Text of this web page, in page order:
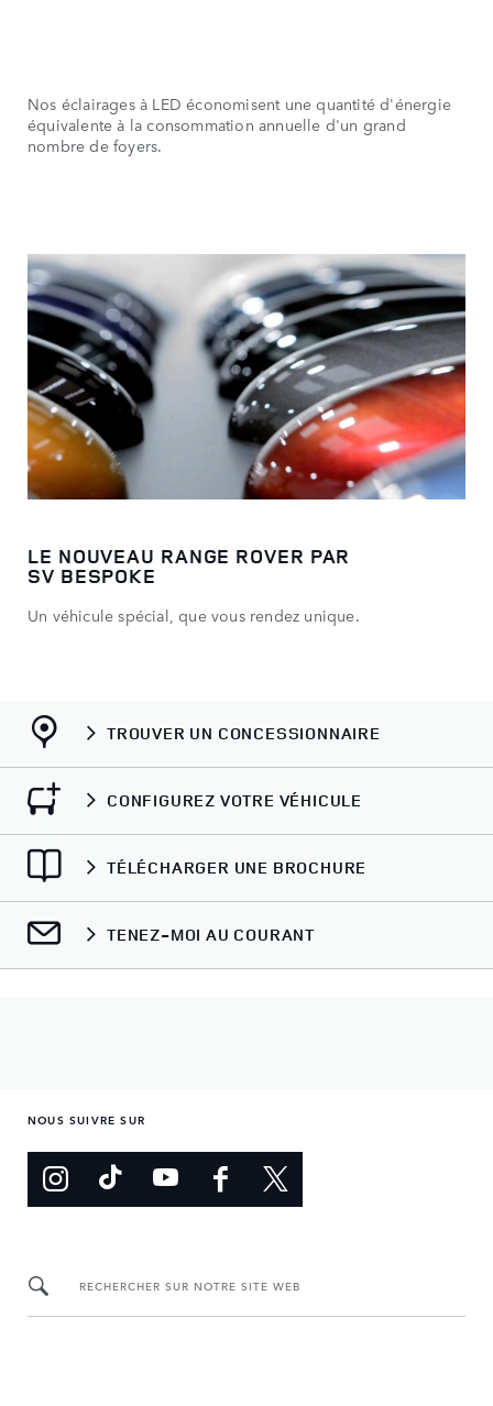
Nos éclairages à LED économisent une quantité d'énergie
équivalente à la consommation annuelle d'un grand
nombre de foyers.
LE NOUVEAU RANGE ROVER PAR
SV BESPOKE
Un véhicule spécial, que vous rendez unique.
TROUVER UN CONCESSIONNAIRE
CONFIGUREZ VOTRE VÉHICULE
TÉLÉCHARGER UNE BROCHURE
TENEZ-MOI AU COURANT
NOUS SUIVRE SUR
RECHERCHER SUR NOTRE SITE WEB